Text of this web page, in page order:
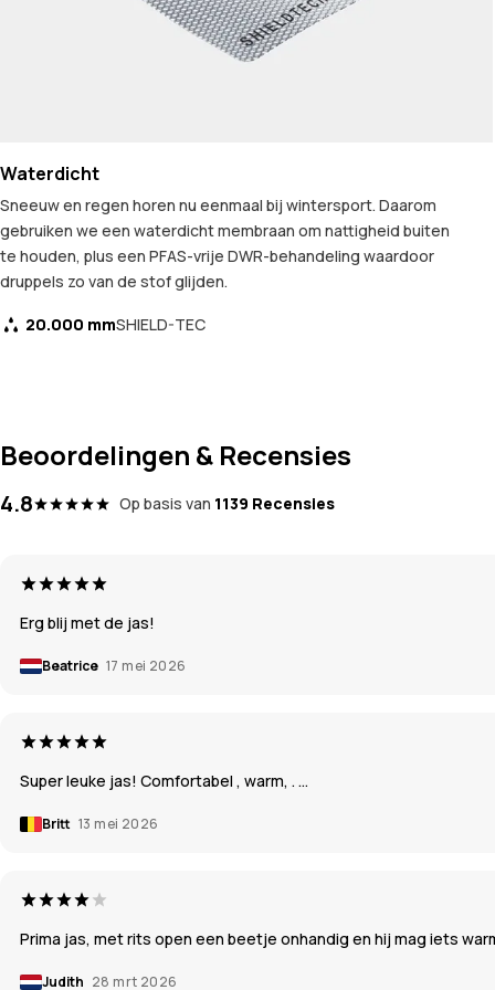
Waterdicht
Sneeuw en regen horen nu eenmaal bij wintersport. Daarom
gebruiken we een waterdicht membraan om nattigheid buiten
te houden, plus een PFAS-vrije DWR-behandeling waardoor
druppels zo van de stof glijden.
20.000 mmSHIELD-TEC
Beoordelingen & Recensies
4.8 Op basis van 1139 Recensies
Erg blij met de jas!
Beatrice 17 mei 2026
Super leuke jas! Comfortabel , warm, . …
Britt 13 mei 2026
Prima jas, met rits open een beetje onhandig en hij mag iets
Judith 28 mrt 2026